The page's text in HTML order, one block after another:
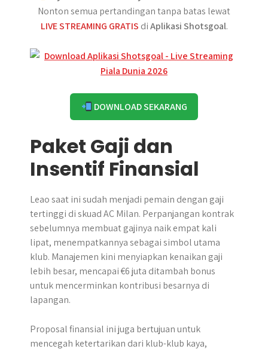
Nonton semua pertandingan tanpa batas lewat
LIVE STREAMING GRATIS diAplikasi Shotsgoal.
DOWNLOAD SEKARANG
Paket Gaji dan
Insentif Finansial
Leao saat ini sudah menjadi pemain dengan gaji
tertinggi di skuad AC Milan. Perpanjangan kontrak
sebelumnya membuat gajinya naik empat kali
lipat, menempatkannya sebagai simbol utama
klub. Manajemen kini menyiapkan kenaikan gaji
lebih besar, mencapai €6 juta ditambah bonus
untuk mencerminkan kontribusi besarnya di
lapangan.
Proposal finansial ini juga bertujuan untuk
mencegah ketertarikan dari klub-klub kaya,